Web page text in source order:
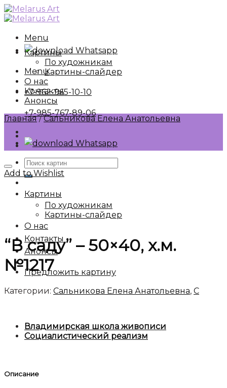
Skip
to
Menu
Whatsapp
Menu
+7-962-965-10-10
+7-985-767-89-06
Whatsapp
Искать:
Картины
По художникам
Картины-слайдер
О нас
Контакты
Анонсы
Предложить картину
Картины
По художникам
Картины-слайдер
О нас
Контакты
Анонсы
Главная / Сальникова Елена Анатольевна
Add to Wishlist
“В саду” – 50×40, х.м.
№1217
Категории: Сальникова Елена Анатольевна, C
Владимирская школа живописи
Социалистический реализм
Описание